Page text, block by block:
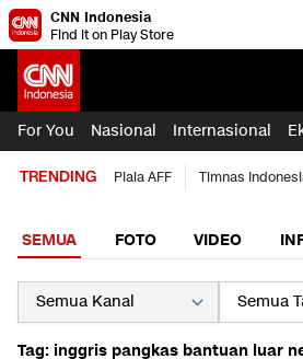
CNN Indonesia
Find it on Play Store
For You Nasional Internasional
TRENDING Piala AFF Timnas
SEMUA FOTO VIDEO
Tag: inggris pangkas bantuan luar